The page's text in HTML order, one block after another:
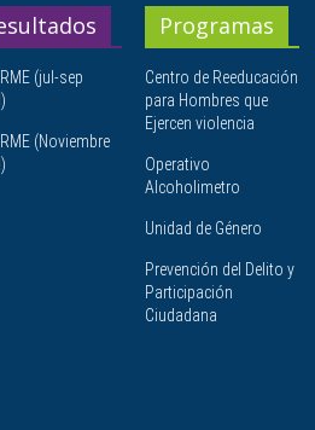
(jul-sep
(Noviembre
Programas
Centro de Reeducación
para Hombres que
Ejercen violencia
Operativo
Alcoholimetro
Unidad de Género
Prevención del Delito y
Participación
Ciudadana